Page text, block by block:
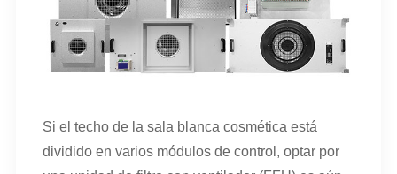
Si el techo de la sala blanca cosmética está
dividido en varios módulos de control, optar por